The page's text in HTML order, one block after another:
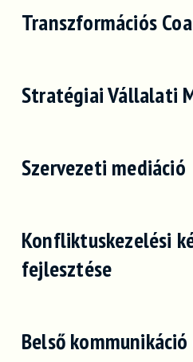
Transzformációs
Stratégiai Vállalati
Szervezeti mediáció
Konfliktuskezelési
fejlesztése
Belső